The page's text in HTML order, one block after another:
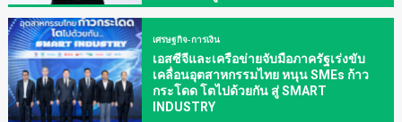
เศรษฐกิจ-การเงิน
เอสซีจีและเครือข่ายจับมือภาครัฐเร่งขับ
เคลื่อนอุตสาหกรรมไทย หนุน SMEs ก้าว
กระโดด โตไปด้วยกัน สู่ SMART
INDUSTRY